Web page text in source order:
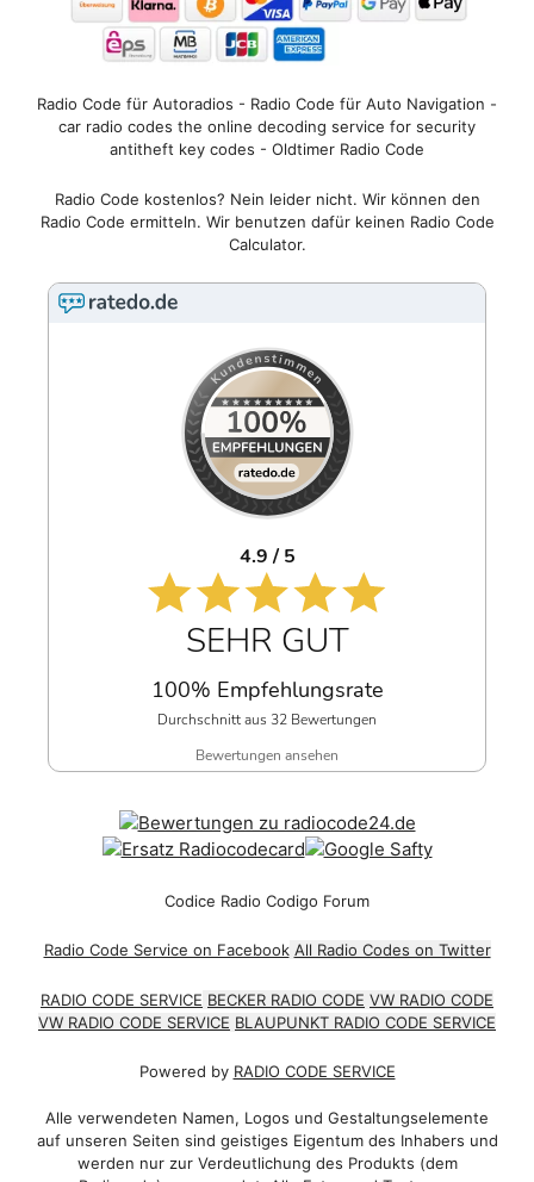
Radio Code für Autoradios - Radio Code für Auto Navigation -
car radio codes the online decoding service for security
antitheft key codes - Oldtimer Radio Code
Radio Code kostenlos? Nein leider nicht. Wir können den
Radio Code ermitteln. Wir benutzen dafür keinen Radio Code
Calculator.
4.9 / 5
SEHR GUT
100% Empfehlungsrate
Durchschnitt aus 32 Bewertungen
Bewertungen ansehen
Codice Radio Codigo Forum
Radio Code Service on Facebook All Radio Codes on Twitter
RADIO CODE SERVICE BECKER RADIO CODE VW RADIO CODE
VW RADIO CODE SERVICE BLAUPUNKT RADIO CODE SERVICE
Powered by RADIO CODE SERVICE
Alle verwendeten Namen, Logos und Gestaltungselemente
auf unseren Seiten sind geistiges Eigentum des Inhabers und
werden nur zur Verdeutlichung des Produkts (dem